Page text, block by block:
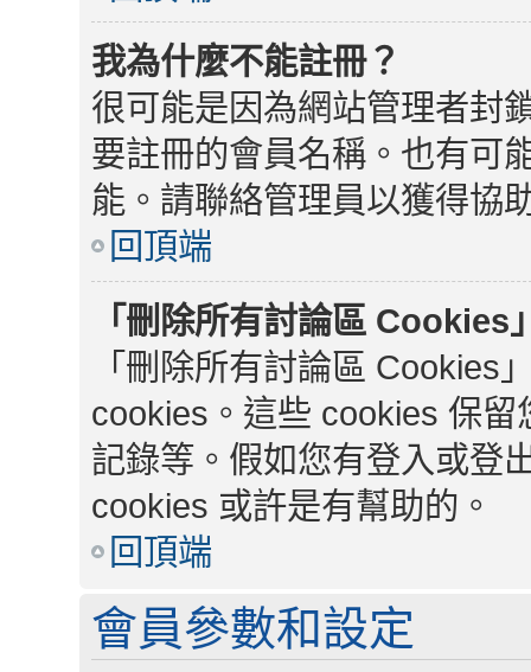
我為什麼不能註冊？
很可能是因為網站管理者封
要註冊的會員名稱。也有可
能。請聯絡管理員以獲得協
回頂端
「刪除所有討論區 Cookies
「刪除所有討論區 Cookies
cookies。這些 cookies 保
記錄等。假如您有登入或登
cookies 或許是有幫助的。
回頂端
會員參數和設定